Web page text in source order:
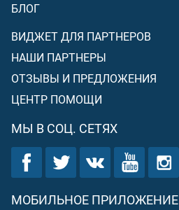
БЛОГ
ВИДЖЕТ ДЛЯ ПАРТНЕРОВ
НАШИ ПАРТНЕРЫ
ОТЗЫВЫ И ПРЕДЛОЖЕНИЯ
ЦЕНТР ПОМОЩИ
МЫ В СОЦ. СЕТЯХ
МОБИЛЬНОЕ ПРИЛОЖЕНИЕ